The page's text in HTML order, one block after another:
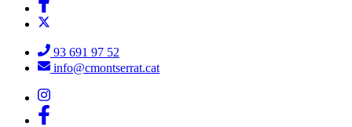
93 691 97 52
info@cmontserrat.cat